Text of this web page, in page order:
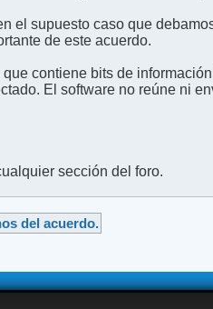
el supuesto caso que
de este acuerdo.
contiene bits de
El software no reúne ni
sección del foro.